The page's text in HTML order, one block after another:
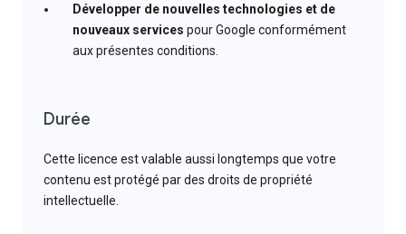
Développer de nouvelles technologies et de
nouveaux services pour Google conformément
aux présentes conditions.
Durée
Cette licence est valable aussi longtemps que votre
contenu est protégé par des droits de propriété
intellectuelle.